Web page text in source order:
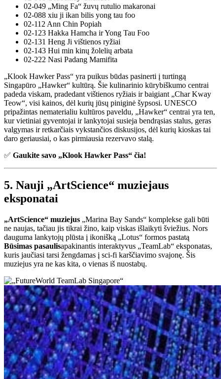
02-049 „Ming Fa“ žuvų rutulio makaronai
02-088 xiu ji ikan bilis yong tau foo
02-112 Ann Chin Popiah
02-123 Hakka Hamcha ir Yong Tau Foo
02-131 Heng Ji vištienos ryžiai
02-143 Hui min kinų žolelių arbata
02-222 Nasi Padang Mamifita
„Klook Hawker Pass“ yra puikus būdas pasinerti į turtingą
Singapūro „Hawker“ kultūrą. Šie kulinarinio kūrybiškumo centrai
padeda viskam, pradedant vištienos ryžiais ir baigiant „Char Kway
Teow“, visi kainos, dėl kurių jūsų piniginė šypsosi. UNESCO
pripažintas nematerialiu kultūros paveldu, „Hawker“ centrai yra ten,
kur vietiniai gyventojai ir lankytojai susieja bendrąsias stalus, geras
valgymas ir retkarčiais vykstančios diskusijos, dėl kurių kioskas tai
daro geriausiai, o kas pirmiausia rezervavo stalą.
✅ Gaukite savo „Klook Hawker Pass“ čia!
5. Nauji „ArtScience“ muziejaus
eksponatai
„ArtScience“ muziejus „Marina Bay Sands“ komplekse gali būti
ne naujas, tačiau jis tikrai žino, kaip viskas išlaikyti šviežius. Nors
dauguma lankytojų plūsta į ikonišką „Lotus“ formos pastatą
Būsimas pasaulisapakinantis interaktyvus „TeamLab“ eksponatas,
kuris jaučiasi tarsi žengdamas į sci-fi karščiavimo svajonę. Šis
muziejus yra ne kas kita, o vienas iš nuostabų.